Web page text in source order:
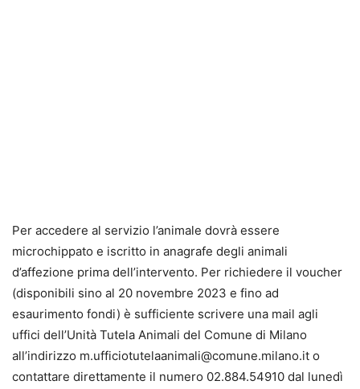
Per accedere al servizio l’animale dovrà essere
microchippato e iscritto in anagrafe degli animali
d’affezione prima dell’intervento. Per richiedere il voucher
(disponibili sino al 20 novembre 2023 e fino ad
esaurimento fondi) è sufficiente scrivere una mail agli
uffici dell’Unità Tutela Animali del Comune di Milano
all’indirizzo m.ufficiotutelaanimali@comune.milano.it o
contattare direttamente il numero 02.884.54910 dal lunedì